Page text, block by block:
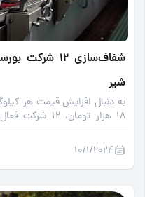
شفاف‌سازی 12
شیر
18 هزار
10/1/2024